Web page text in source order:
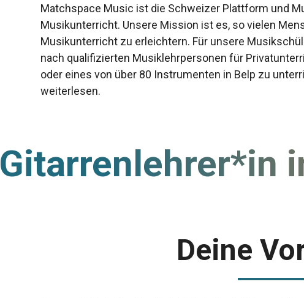
Matchspace Music ist die Schweizer Plattform und
Musikunterricht. Unsere Mission ist es, so vielen
Musikunterricht zu erleichtern. Für unsere
nach qualifizierten Musiklehrpersonen für
oder eines von über 80 Instrumenten in Belp zu
weiterlesen.
Gitarrenlehrer*in
Deine